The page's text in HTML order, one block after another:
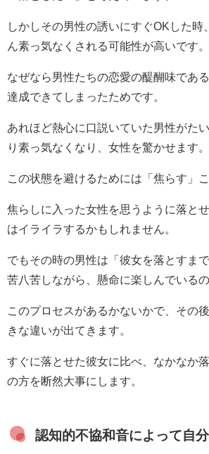
しかしその男性の誘いにすぐOKした時
ん素っ気なくされる可能性が高いです。
なぜなら男性たちの恋愛の醍醐味であ
達成できてしまったためです。
あれほど熱心に口説いていた男性がた
り素っ気なくなり、女性を驚かせます。
この状態を避けるためには「焦らす」
焦らしに入った女性を思うように落と
はイライラするかもしれません。
でもその時の男性は「彼女を落とすま
苦八苦しながら、懸命に楽しんでいるの
このプロセスがあるかないかで、その
きな違いが出てきます。
すぐに落とせた彼女に比べ、なかなか
の方を断然大事にします。
認知的不協和音によって自